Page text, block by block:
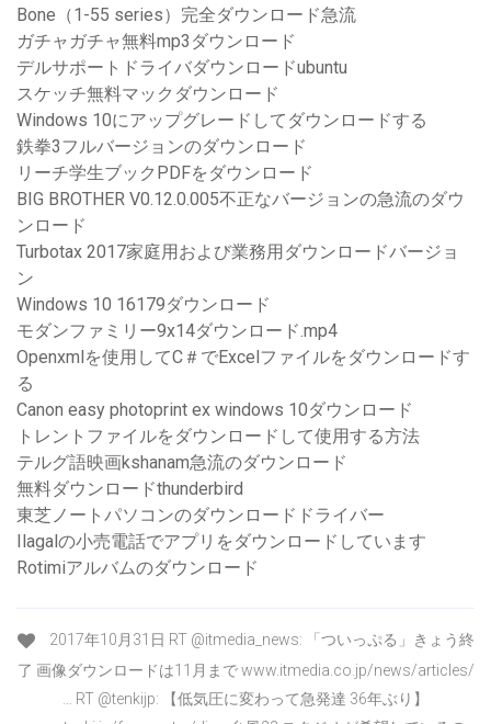
Bone（1-55 series）完全ダウンロード急流
ガチャガチャ無料mp3ダウンロード
デルサポートドライバダウンロードubuntu
スケッチ無料マックダウンロード
Windows 10にアップグレードしてダウンロードする
鉄拳3フルバージョンのダウンロード
リーチ学生ブックPDFをダウンロード
BIG BROTHER V0.12.0.005不正なバージョンの急流のダウ
ンロード
Turbotax 2017家庭用および業務用ダウンロードバージョ
ン
Windows 10 16179ダウンロード
モダンファミリー9x14ダウンロード.mp4
Openxmlを使用してC＃でExcelファイルをダウンロードす
る
Canon easy photoprint ex windows 10ダウンロード
トレントファイルをダウンロードして使用する方法
テルグ語映画kshanam急流のダウンロード
無料ダウンロードthunderbird
東芝ノートパソコンのダウンロードドライバー
Ilagalの小売電話でアプリをダウンロードしています
Rotimiアルバムのダウンロード
2017年10月31日 RT @itmedia_news: 「ついっぷる」きょう終
了 画像ダウンロードは11月まで www.itmedia.co.jp/news/articles/
… RT @tenkijp: 【低気圧に変わって急発達 36年ぶり】